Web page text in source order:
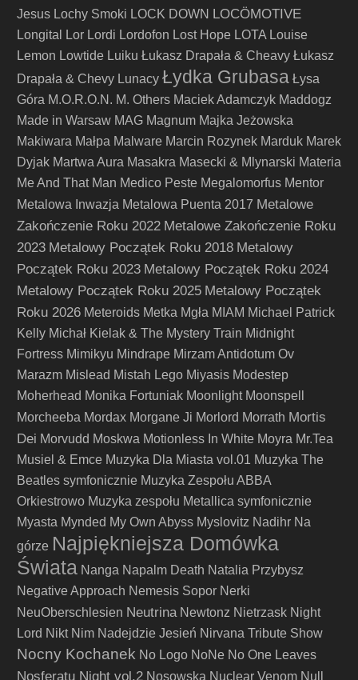
Jesus Lochy Smoki LOCK DOWN LOCÖMOTIVE
Longital Lor Lordi Lordofon Lost Hope LOTA Louise
Lemon Lowtide Luiku Łukasz Drapała & Cheavy Łukasz
Drapała & Chevy Lunacy Łydka Grubasa Łysa
Góra M.O.R.O.N. M. Others Maciek Adamczyk Maddogz
Made in Warsaw MAG Magnum Majka Jeżowska
Makiwara Małpa Malware Marcin Rozynek Marduk Marek
Dyjak Martwa Aura Masakra Masecki & Mlynarski Materia
Me And That Man Medico Peste Megalomorfus Mentor
Metalowa Inwazja Metalowa Puenta 2017 Metalowe
Zakończenie Roku 2022 Metalowe Zakończenie Roku
2023 Metalowy Początek Roku 2018 Metalowy
Początek Roku 2023 Metalowy Początek Roku 2024
Metalowy Początek Roku 2025 Metalowy Początek
Roku 2026 Meteroids Metka Mgła MIAM Michael Patrick
Kelly Michał Kielak & The Mystery Train Midnight
Fortress Mimikyu Mindrape Mirzam Antidotum Ov
Marazm Mislead Mistah Lego Miyasis Modestep
Moherhead Monika Fortuniak Moonlight Moonspell
Morcheeba Mordax Morgane Ji Morlord Morrath Mortis
Dei Morvudd Moskwa Motionless In White Moyra Mr.Tea
Musiel & Emce Muzyka Dla Miasta vol.01 Muzyka The
Beatles symfonicznie Muzyka Zespołu ABBA
Orkiestrowo Muzyka zespołu Metallica symfonicznie
Myasta Mynded My Own Abyss Myslovitz Nadihr Na
górze Najpiękniejsza Domówka
Świata Nanga Napalm Death Natalia Przybysz
Negative Approach Nemesis Sopor Nerki
NeuOberschlesien Neutrina Newtonz Nietrzask Night
Lord Nikt Nim Nadejdzie Jesień Nirvana Tribute Show
Nocny Kochanek No Logo NoNe No One Leaves
Nosferatu Night vol.2 Nosowska Nuclear Venom Null